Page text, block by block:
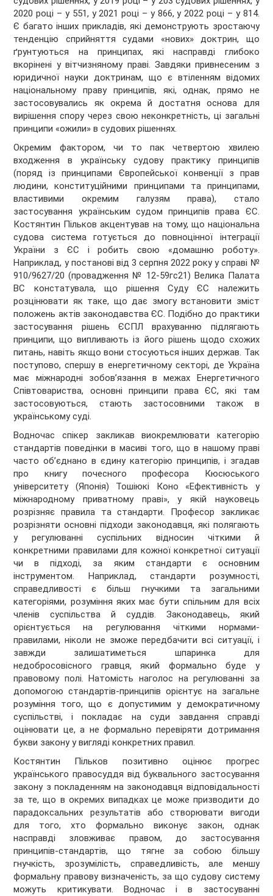
2020 році – у 551, у 2021 році – у 866, у 2022 році – у 814.
Є багато інших прикладів, які демонструють зростаючу
тенденцію сприйняття судами «нових» доктрин, що
ґрунтуються на принципах, які насправді глибоко
вкорінені у вітчизняному праві. Завдяки привнесеним з
юридичної науки доктринам, що є втіленням відомих
національному праву принципів, які, однак, прямо не
застосовувались як окрема й достатня основа для
вирішення спору через свою неконкретність, ці загальні
принципи «ожили» в судових рішеннях.
Окремим фактором, чи то пак четвертою хвилею
входження в українську судову практику принципів
(поряд із принципами Європейської конвенції з прав
людини, конституційними принципами та принципами,
властивими окремим галузям права), стало
застосування українським судом принципів права ЄС.
Костянтин Пільков акцентував на тому, що національна
судова система готується до повноцінної інтеграції
України з ЄС і робить свою «домашню роботу».
Наприклад, у постанові від 3 серпня 2022 року у справі №
910/9627/20 (провадження № 12-59гс21) Велика Палата
ВС констатувала, що рішення Суду ЄС належить
розцінювати як таке, що дає змогу встановити зміст
положень актів законодавства ЄС. Подібно до практики
застосування рішень ЄСПЛ врахуванню підлягають
принципи, що випливають із його рішень щодо схожих
питань, навіть якщо вони стосуються інших держав. Так
поступово, спершу в енергетичному секторі, де Україна
має міжнародні зобов’язання в межах Енергетичного
Співтовариства, основні принципи права ЄС, які там
застосовуються, стають застосовними також в
українському суді.
Водночас спікер закликав виокремлювати категорію
стандартів поведінки в масиві того, що в нашому праві
часто об’єднано в єдину категорію принципів, і згадав
про книгу почесного професора Кюсюського
університету (Японія) Тошіюкі Коно «Ефективність у
міжнародному приватному праві», у якій науковець
розрізняє правила та стандарти. Професор закликає
розрізняти основні підходи законодавця, які полягають
у регулюванні суспільних відносин чіткими й
конкретними правилами для кожної конкретної ситуації
чи в підході, за яким стандарти є основним
інструментом. Наприклад, стандарти розумності,
справедливості є більш гнучкими та загальними
категоріями, розуміння яких має бути спільним для всіх
членів суспільства й суддів. Законодавець, який
орієнтується на регулювання чіткими нормами-
правилами, ніколи не зможе передбачити всі ситуації, і
завжди залишатиметься шпаринка для
недобросовісного гравця, який формально буде у
правовому полі. Натомість наголос на регулюванні за
допомогою стандартів-принципів орієнтує на загальне
розуміння того, що є допустимим у демократичному
суспільстві, і покладає на суди завдання справді
оцінювати це, а не формально перевіряти дотримання
букви закону у вигляді конкретних правил.
Костянтин Пільков позитивно оцінює прогрес
українського правосуддя від буквального застосування
закону з покладенням на законодавця відповідальності
за те, що в окремих випадках це може призводити до
парадоксальних результатів або створювати вигоди
для того, хто формально виконує закон, однак
насправді зловживає правом, до застосування
принципів-стандартів, що тягне за собою більшу
гнучкість, зрозумілість, справедливість, але меншу
формальну правову визначеність, за що судову систему
можуть критикувати. Водночас і в застосуванні